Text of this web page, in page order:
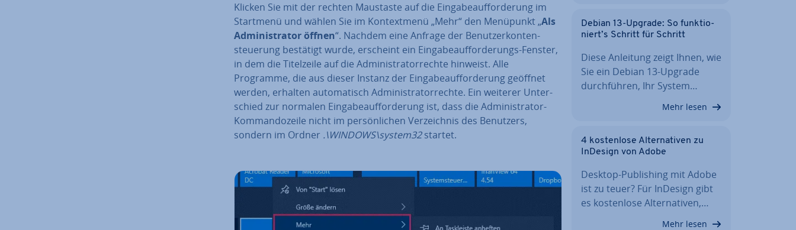
Klicken Sie mit der rechten Maustaste auf die Ein­ga­be­auf­for­de­rung im
Startmenü und wählen Sie im Kon­text­me­nü „Mehr“ den Menüpunkt „Als
Ad­mi­nis­tra­tor öffnen“. Nachdem eine Anfrage der Be­nut­zer­kon­ten­
steue­rung bestätigt wurde, erscheint ein Ein­ga­be­auf­for­de­rungs-Fenster,
in dem die Ti­tel­zei­le auf die Ad­mi­nis­tra­tor­rech­te hinweist. Alle
Programme, die aus dieser Instanz der Ein­ga­be­auf­for­de­rung geöffnet
werden, erhalten au­to­ma­tisch Ad­mi­nis­tra­tor­rech­te. Ein weiterer Un­ter­
schied zur normalen Ein­ga­be­auf­for­de­rung ist, dass die Ad­mi­nis­tra­tor-
Kom­man­do­zei­le nicht im per­sön­li­chen Ver­zeich­nis des Benutzers,
sondern im Ordner .\WINDOWS\system32startet.
Debian 13-Upgrade: So funk­tio­
niert’s Schritt für Schritt
Diese Anleitung zeigt Ihnen, wie
Sie ein Debian 13-Upgrade
durch­füh­ren, Ihr System…
Mehr lesen
4 kos­ten­lo­se Al­ter­na­ti­ven zu
InDesign von Adobe
Desktop-Pu­bli­shing mit Adobe
ist zu teuer? Für InDesign gibt
es kos­ten­lo­se Al­ter­na­ti­ven,…
Mehr lesen